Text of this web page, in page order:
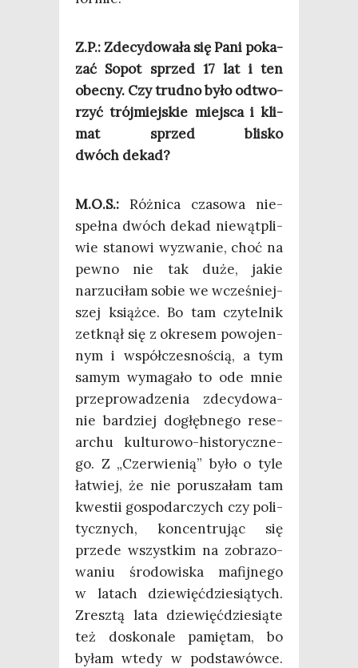
Z.P.:Zde­cy­do­wa­ła się Pani poka­
zać Sopot sprzed 17 lat i ten
obec­ny. Czy trud­no było odtwo­
rzyć trój­miej­skie miej­sca i kli­
mat sprzed bli­sko
dwóch dekad?
M.O.S.: Róż­ni­ca cza­so­wa nie­
speł­na dwóch dekad nie­wąt­pli­
wie sta­no­wi wyzwa­nie, choć na
pew­no nie tak duże, jakie
narzu­ci­łam sobie we wcze­śniej­
szej książ­ce. Bo tam czy­tel­nik
zetknął się z okre­sem powo­jen­
nym i współ­cze­sno­ścią, a tym
samym wyma­ga­ło to ode mnie
prze­pro­wa­dze­nia zde­cy­do­wa­
nie bar­dziej dogłęb­ne­go rese­
ar­chu kul­tu­ro­wo-histo­rycz­ne­
go. Z „Czer­wie­nią” było o tyle
łatwiej, że nie poru­sza­łam tam
kwe­stii gospo­dar­czych czy poli­
tycz­nych, kon­cen­tru­jąc się
przede wszyst­kim na zobra­zo­
wa­niu śro­do­wi­ska mafij­ne­go
w latach dzie­więć­dzie­sią­tych.
Zresz­tą lata dzie­więć­dzie­sią­te
też dosko­na­le pamię­tam, bo
byłam wte­dy w pod­sta­wów­ce.